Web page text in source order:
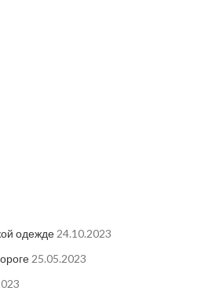
одежде 24.10.2023
25.05.2023